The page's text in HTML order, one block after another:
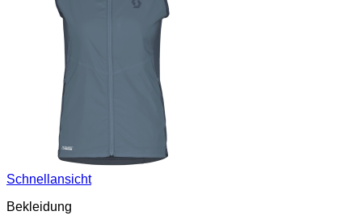
Schnellansicht
Bekleidung